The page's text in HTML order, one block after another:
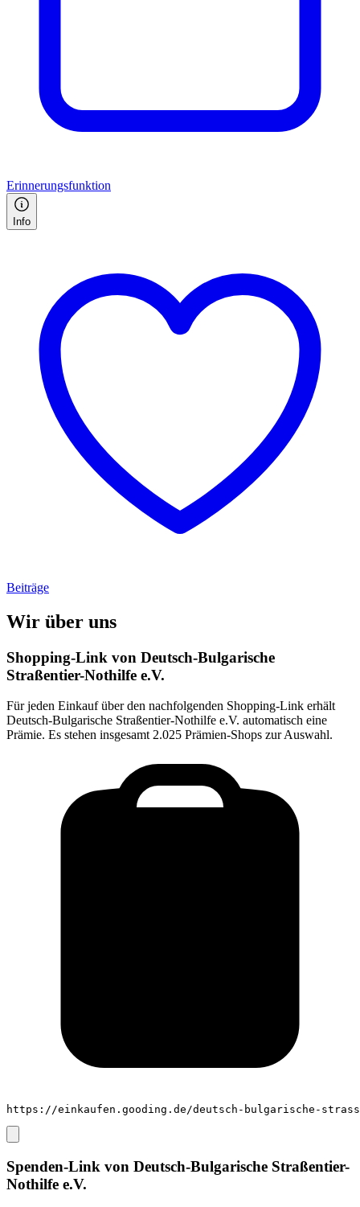
Erinnerungsfunktion
Info
Beiträge
Wir über uns
Shopping-Link von Deutsch-Bulgarische
Straßentier-Nothilfe e.V.
Für jeden Einkauf über den nachfolgenden Shopping-Link erhält
Deutsch-Bulgarische Straßentier-Nothilfe e.V. automatisch eine
Prämie. Es stehen insgesamt 2.025 Prämien-Shops zur Auswahl.
https://einkaufen.gooding.de/deutsch-bulgarische-
Spenden-Link von Deutsch-Bulgarische Straßentier-
Nothilfe e.V.